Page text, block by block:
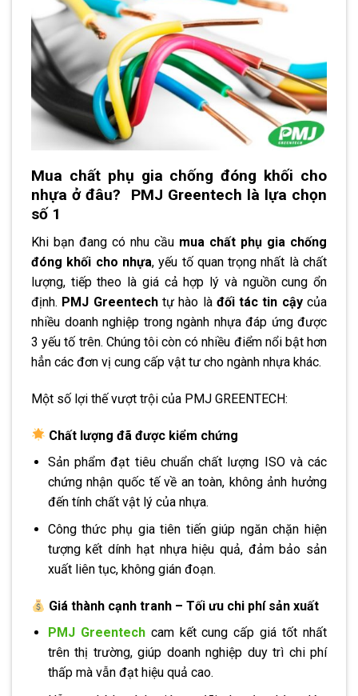
Mua chất phụ gia chống đóng khối cho
nhựa ở đâu? PMJ Greentech là lựa chọn
số 1
Khi bạn đang có nhu cầu mua chất phụ gia chống
đóng khối cho nhựa, yếu tố quan trọng nhất là chất
lượng, tiếp theo là giá cả hợp lý và nguồn cung ổn
định. PMJ Greentechtự hào là đối tác tin cậycủa
nhiều doanh nghiệp trong ngành nhựa đáp ứng được
3 yếu tố trên. Chúng tôi còn có nhiều điểm nổi bật hơn
hẳn các đơn vị cung cấp vật tư cho ngành nhựa khác.
Một số lợi thế vượt trội của PMJ GREENTECH:
Chất lượng đã được kiểm chứng
Sản phẩm đạt tiêu chuẩn chất lượng ISO và các
chứng nhận quốc tế về an toàn, không ảnh hưởng
đến tính chất vật lý của nhựa.
Công thức phụ gia tiên tiến giúp ngăn chặn hiện
tượng kết dính hạt nhựa hiệu quả, đảm bảo sản
xuất liên tục, không gián đoạn.
Giá thành cạnh tranh – Tối ưu chi phí sản xuất
PMJ Greentechcam kết cung cấp giá tốt nhất
trên thị trường, giúp doanh nghiệp duy trì chi phí
thấp mà vẫn đạt hiệu quả cao.